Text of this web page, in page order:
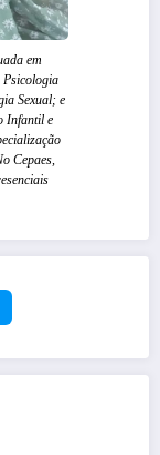
em
Psicologia
Sexual; e
Infantil e
Cepaes,